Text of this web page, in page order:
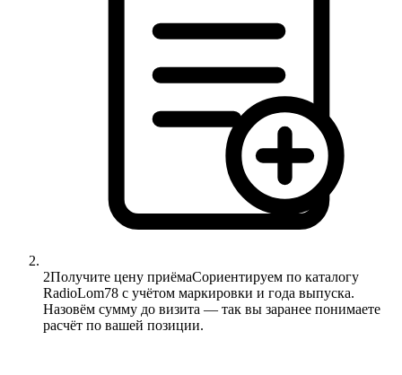
2Получите цену приёмаСориентируем по каталогу
RadioLom78 с учётом маркировки и года выпуска.
Назовём сумму до визита — так вы заранее понимаете
расчёт по вашей позиции.